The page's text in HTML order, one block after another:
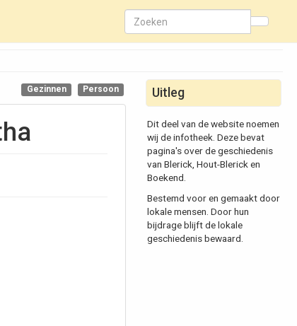
Gezinnen Persoon Uitleg
Dit deel van de website noemen
wij de infotheek. Deze bevat
pagina's over de geschiedenis
van Blerick, Hout-Blerick en
Boekend.
Bestemd voor en gemaakt door
lokale mensen. Door hun
bijdrage blijft de lokale
geschiedenis bewaard.